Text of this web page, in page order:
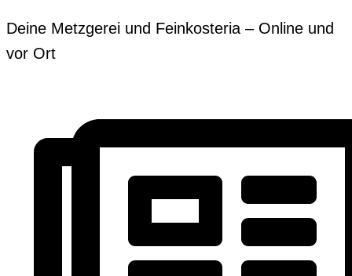
Inhalt
springen
Deine Metzgerei und Feinkosteria – Online und
vor Ort